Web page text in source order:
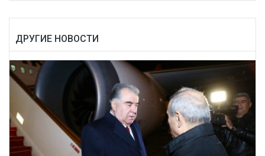
ДРУГИЕ НОВОСТИ